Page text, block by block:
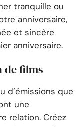
tranquille ou
anniversaire,
et sincère
anniversaire.
de films
d’émissions que
une
relation. Créez